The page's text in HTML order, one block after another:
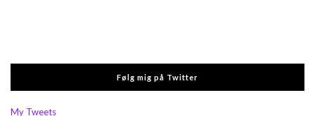
Følg mig på Twitter
My Tweets